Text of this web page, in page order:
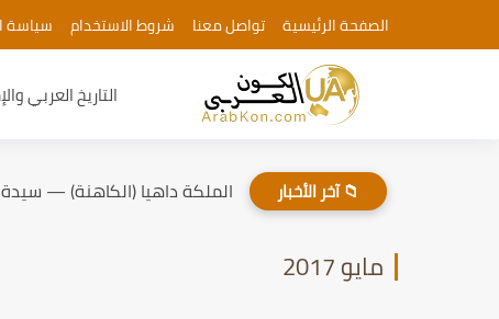
الصفحة الرئيسية تواصل معنا شروط الاستخدام سياسة
التاريخ العربي
📁 آخر الأخبار الملكة داهيا (الكاهنة) —
مايو 2017